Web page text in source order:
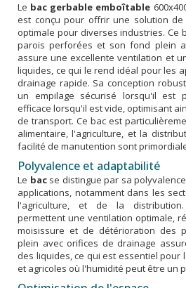
Le bac gerbable emboîtable
est conçu pour offrir une solution
optimale pour diverses industries. Ce
parois perforées et son fond plein
assure une excellente ventilation et
liquides, ce qui le rend idéal pour les
drainage rapide. Sa conception
un empilage sécurisé lorsqu'il est
efficace lorsqu'il est vide, optimisant
de transport. Ce bac est
alimentaire, l'agriculture, et la
facilité de manutention sont
Polyvalence et adaptabilité
Le bac se distingue par sa
applications, notamment dans les
l'agriculture, et de la
permettent une ventilation optimale,
moisissure et de détérioration des
plein avec orifices de drainage
des liquides, ce qui est essentiel pour
et agricoles où l'humidité peut être un